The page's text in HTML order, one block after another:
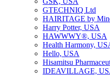
GTECHNIQ Ltd
HAIRITAGE by
Harry Potter, USA
HAWWWY®, USA
Health Harmony,
Hello, USA
Hisamitsu
IDEAVILLAGE,